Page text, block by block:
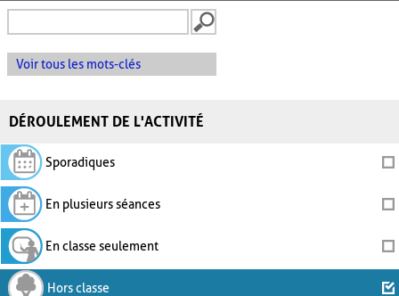
Voir tous les mots-clés
DÉROULEMENT DE L'ACTIVITÉ
Sporadiques
En plusieurs séances
En classe seulement
Hors classe